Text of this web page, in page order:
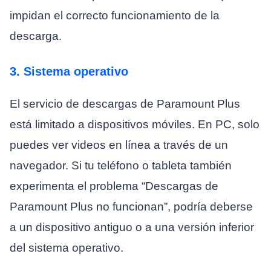
impidan el correcto funcionamiento de la
descarga.
3. Sistema operativo
El servicio de descargas de Paramount Plus
está limitado a dispositivos móviles. En PC, solo
puedes ver videos en línea a través de un
navegador. Si tu teléfono o tableta también
experimenta el problema “Descargas de
Paramount Plus no funcionan”, podría deberse
a un dispositivo antiguo o a una versión inferior
del sistema operativo.